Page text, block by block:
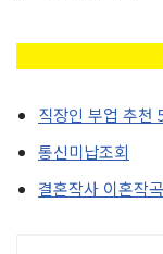
직장인 부업 추천
통신미납조회
결혼작사 이혼작